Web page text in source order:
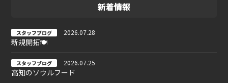
新着情報
スタッフブログ 2026.07.28
新規開拓🍽
スタッフブログ 2026.07.25
高知のソウルフード